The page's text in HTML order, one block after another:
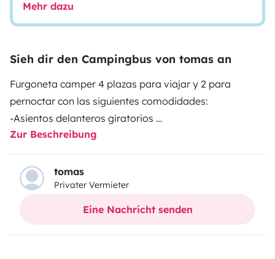
Mehr dazu
Sieh dir den Campingbus von tomas an
Furgoneta camper 4 plazas para viajar y 2 para
pernoctar con las siguientes comodidades:
-Asientos delanteros giratorios
-Mesa interior
-Nevera con congelador
-Segunda batería
-Placa solar
-Calefacción estacionaria
-Toldo impermeable
Zur Beschreibung
tomas
Privater Vermieter
Eine Nachricht senden